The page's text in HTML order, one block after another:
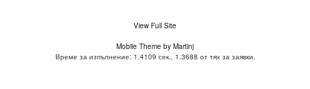
View Full Site
Mobile Theme by Martinj
Време за изпълнение: 1.4109 сек., 1.3688 от тях за заявки.